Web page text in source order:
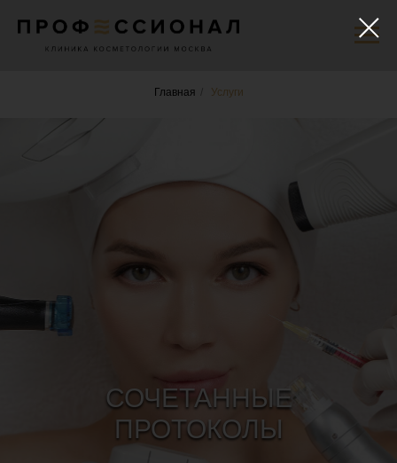
Главная Услуги
СОЧЕТАННЫЕ
ПРОТОКОЛЫ